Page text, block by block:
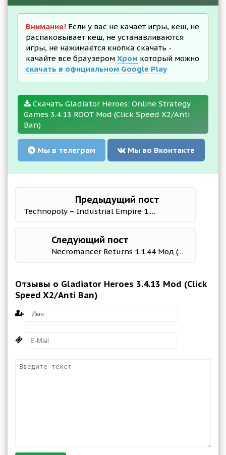
Внимание! Если у вас не качает игры, кеш, не
распаковывает кеш, не устанавливаются
игры, не нажимается кнопка скачать -
качайте все браузером Хром который можно
скачать в официальном Google Play
Скачать Gladiator Heroes: Online Strategy
Games 3.4.13 ROOT Mod (Click Speed X2/Anti
Ban)
Мы в телеграм Мы во Вконтакте
Предыдущий пост
Technopoly – Industrial Empire 1.0.41 Мод меню
Следующий пост
Necromancer Returns 1.1.44 Мод (полная версия)
Отзывы о Gladiator Heroes 3.4.13 Mod (Click
Speed X2/Anti Ban)